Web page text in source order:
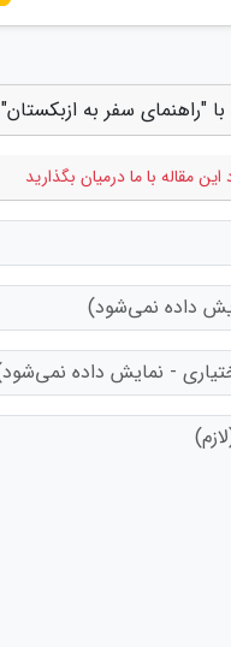
"راهنمای سفر به ازبکستان"
مقاله با ما درمیان بگذارید